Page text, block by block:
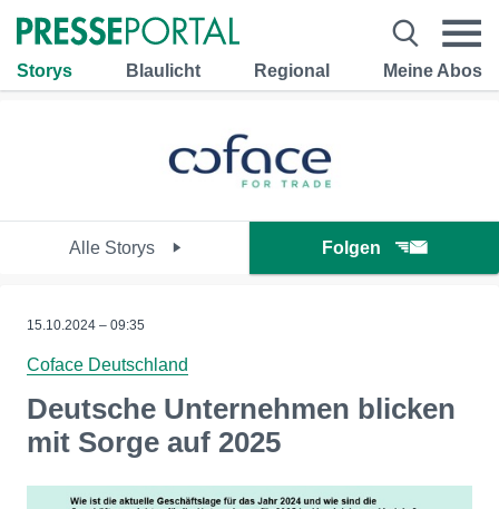
Storys Blaulicht Regional Meine Abos
Alle Storys Folgen
15.10.2024 – 09:35
Coface Deutschland
Deutsche Unternehmen blicken
mit Sorge auf 2025